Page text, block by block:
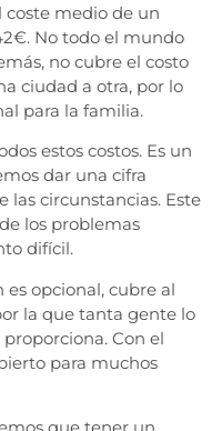
coste medio de un
No todo el mundo
no cubre el costo
ciudad a otra, por lo
para la familia.
estos costos. Es un
dar una cifra
las circunstancias. Este
los problemas
difícil.
opcional, cubre al
la que tanta gente lo
Con el
para muchos